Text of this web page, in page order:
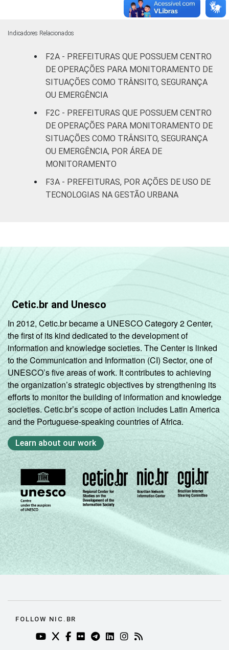
habitantes
27 68 4
Mais de 50
mil até 100
mil
habitantes
48 46 5
Mais de
100 mil até
500 mil
habitantes
66 27 6
Mais de
500 mil
86 9
E
5 mil
4 96 0
mil até 10
mil
habitantes
Norte -
Mais de 10
mil até 20
mil
habitantes
17 82 1
Norte -
Mais de 20
mil até 50
mil
habitantes
13 2
Norte -
Mais de 50
mil até 100
mil
habitantes
61 0
habitantes
50 47 3
Nordeste -
Indicadores Relacionados
F2A - PREFEITURAS QUE POSSUEM CENTRO
DE OPERAÇÕES PARA MONITORAMENTO DE
SITUAÇÕES COMO TRÂNSITO, SEGURANÇA
OU EMERGÊNCIA
F2C - PREFEITURAS QUE POSSUEM CENTRO
DE OPERAÇÕES PARA MONITORAMENTO DE
SITUAÇÕES COMO TRÂNSITO, SEGURANÇA
OU EMERGÊNCIA, POR ÁREA DE
MONITORAMENTO
F3A - PREFEITURAS, POR AÇÕES DE USO DE
TECNOLOGIAS NA GESTÃO URBANA
Cetic.br and Unesco
In 2012, Cetic.br became a UNESCO Category 2 Center,
the first of its kind dedicated to the development of
information and knowledge societies. The Center is linked
to the Communication and Information (CI) Sector, one of
UNESCO’s five areas of work. It contributes to achieving
the organization’s strategic objectives by strengthening its
efforts to monitor the building of information and knowledge
societies. Cetic.br’s scope of action includes Latin America
and the Portuguese-speaking countries of Africa.
Learn about our work
FOLLOW NIC.BR
YOUTUBE DO NIC.BR (ABRE EM NOVA ABA)
TWITTER DO NIC.BR (ABRE EM NOVA ABA)
FACEBOOK DO NIC.BR (ABRE EM NOVA
FLICKR DO NIC.BR (ABRE EM NOVA
TELEGRAM DO NIC.BR (ABRE EM
LINKEDIN DO NIC.BR (ABRE
INSTAGRAM DO NIC.BR
RSS DO NIC.BR (ABRE